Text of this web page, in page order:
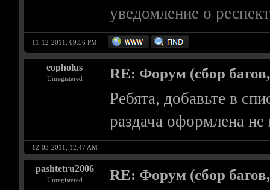
уведомление о
11-12-2011, 09:56 PM
eopholus
Unregistered RE: Форум (сбор
Ребята, добавьте в
раздача оформлена
12-03-2011, 12:47 AM
pashtetru2006
Unregistered RE: Форум (сбор